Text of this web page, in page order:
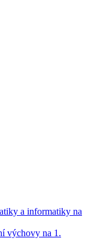
a informatiky na
výchovy na 1.